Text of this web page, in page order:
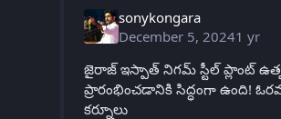
sonykongara
December 5, 20241 yr
జైరాజ్ ఇస్పాత్ నిగమ్ స్టీల్ ప్లాంట్
ప్రారంభించడానికి సిద్ధంగా ఉంది!
కర్నూలు